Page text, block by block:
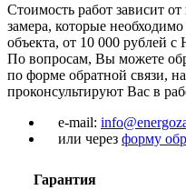
Стоимость работ зависит
замера, которые
объекта, от 10 000 рублей
По вопросам, Вы можете
по форме обратной связи,
проконсультируют Вас в
e-mail:
или через форму
Гарантия